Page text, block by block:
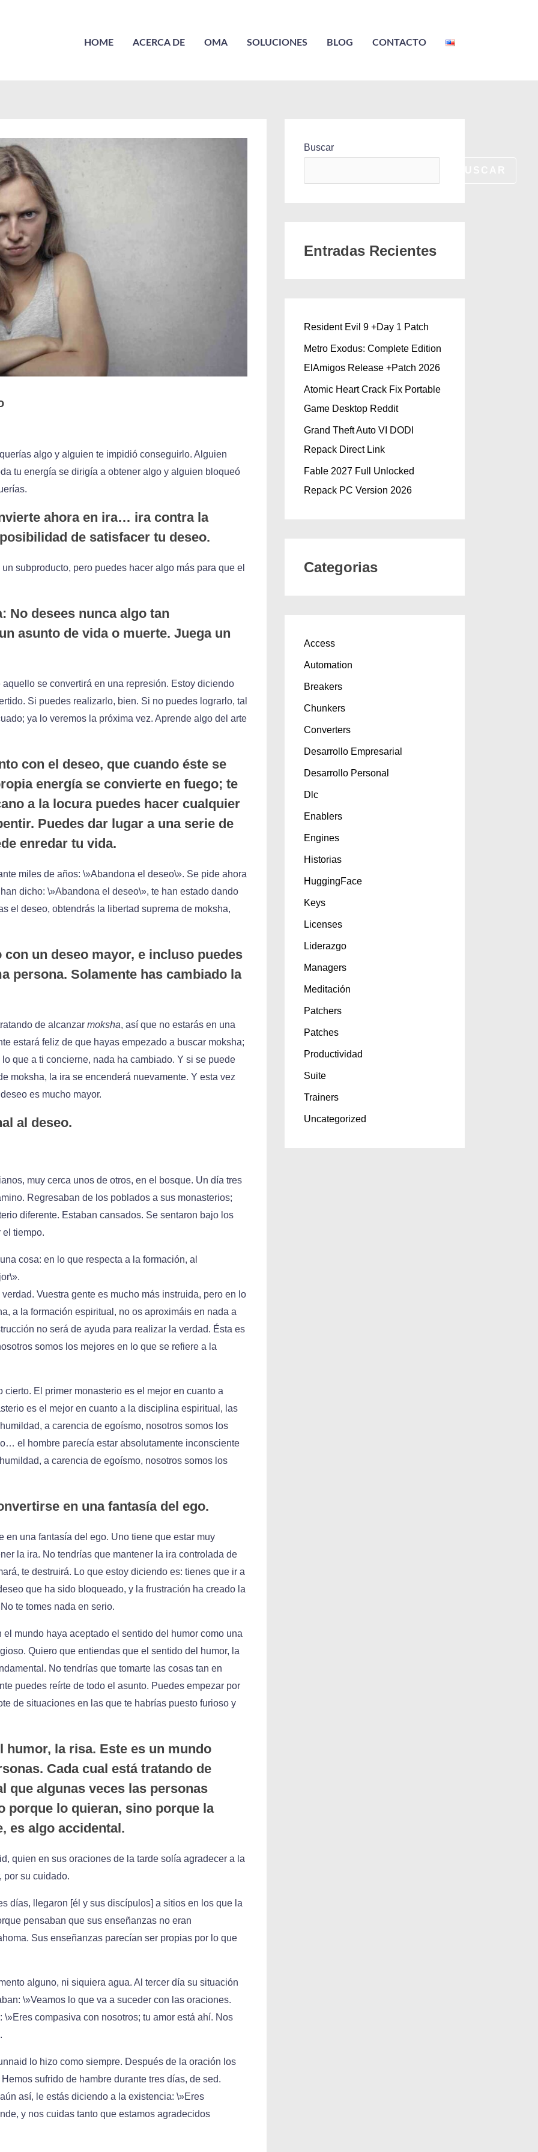
HOME ACERCA DE OMA SOLUCIONES BLOG CONTACTO
algo y alguien te impidió conseguirlo. Alguien
tu energía se dirigía a obtener algo y alguien bloqueó
ahora en ira… ira contra la
de satisfacer tu deseo.
subproducto, pero puedes hacer algo más para que el
No desees nunca algo tan
asunto de vida o muerte. Juega un
se convertirá en una represión. Estoy diciendo
Si puedes realizarlo, bien. Si no puedes lograrlo, tal
ya lo veremos la próxima vez. Aprende algo del arte
con el deseo, que cuando éste se
energía se convierte en fuego; te
a la locura puedes hacer cualquier
Puedes dar lugar a una serie de
enredar tu vida.
miles de años: \»Abandona el deseo\». Se pide ahora
dicho: \»Abandona el deseo\», te han estado dando
el deseo, obtendrás la libertad suprema de moksha,
un deseo mayor, e incluso puedes
persona. Solamente has cambiado la
de alcanzar moksha, así que no estarás en una
estará feliz de que hayas empezado a buscar moksha;
que a ti concierne, nada ha cambiado. Y si se puede
moksha, la ira se encenderá nuevamente. Y esta vez
es mucho mayor.
al deseo.
muy cerca unos de otros, en el bosque. Un día tres
Regresaban de los poblados a sus monasterios;
diferente. Estaban cansados. Se sentaron bajo los
el tiempo.
cosa: en lo que respecta a la formación, al
Vuestra gente es mucho más instruida, pero en lo
a la formación espiritual, no os aproximáis en nada a
no será de ayuda para realizar la verdad. Ésta es
somos los mejores en lo que se refiere a la
El primer monasterio es el mejor en cuanto a
es el mejor en cuanto a la disciplina espiritual, las
a carencia de egoísmo, nosotros somos los
el hombre parecía estar absolutamente inconsciente
a carencia de egoísmo, nosotros somos los
en una fantasía del ego.
en una fantasía del ego. Uno tiene que estar muy
la ira. No tendrías que mantener la ira controlada de
te destruirá. Lo que estoy diciendo es: tienes que ir a
que ha sido bloqueado, y la frustración ha creado la
te tomes nada en serio.
mundo haya aceptado el sentido del humor como una
Quiero que entiendas que el sentido del humor, la
No tendrías que tomarte las cosas tan en
puedes reírte de todo el asunto. Puedes empezar por
de situaciones en las que te habrías puesto furioso y
humor, la risa. Este es un mundo
Cada cual está tratando de
que algunas veces las personas
porque lo quieran, sino porque la
es algo accidental.
quien en sus oraciones de la tarde solía agradecer a la
por su cuidado.
días, llegaron [él y sus discípulos] a sitios en los que la
pensaban que sus enseñanzas no eran
Sus enseñanzas parecían ser propias por lo que
alguno, ni siquiera agua. Al tercer día su situación
\»Veamos lo que va a suceder con las oraciones.
compasiva con nosotros; tu amor está ahí. Nos
lo hizo como siempre. Después de la oración los
sufrido de hambre durante tres días, de sed.
así, le estás diciendo a la existencia: \»Eres
y nos cuidas tanto que estamos agradecidos
Buscar
Entradas Recientes
Resident Evil 9 +Day 1 Patch
Metro Exodus: Complete Edition
ElAmigos Release +Patch 2026
Atomic Heart Crack Fix Portable
Game Desktop Reddit
Grand Theft Auto VI DODI
Repack Direct Link
Fable 2027 Full Unlocked
Repack PC Version 2026
Categorias
Access
Automation
Breakers
Chunkers
Converters
Desarrollo Empresarial
Desarrollo Personal
Dlc
Enablers
Engines
Historias
HuggingFace
Keys
Licenses
Liderazgo
Managers
Meditación
Patchers
Patches
Productividad
Suite
Trainers
Uncategorized